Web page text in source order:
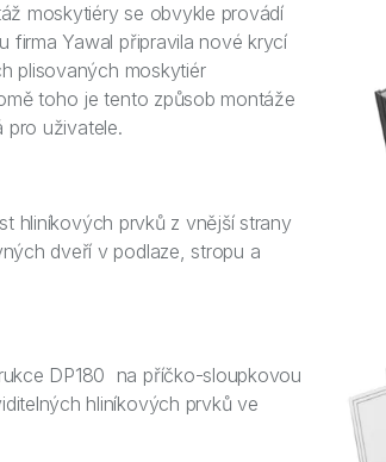
moskytiéry se obvykle provádí
firma Yawal připravila nové krycí
plisovaných moskytiér
toho je tento způsob montáže
pro uživatele.
hliníkových prvků z vnější strany
dveří v podlaze, stropu a
DP180 na příčko-sloupkovou
hliníkových prvků ve